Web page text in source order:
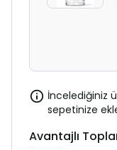
İncelediğiniz
sepetinize
Avantajlı